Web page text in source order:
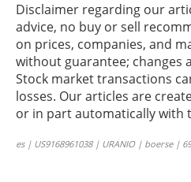
Disclaimer regarding our
advice, no buy or sell
on prices, companies, and
without guarantee; changes
Stock market transactions
losses. Our articles are
or in part automatically with
es | US9168961038 | URANIO | boerse |